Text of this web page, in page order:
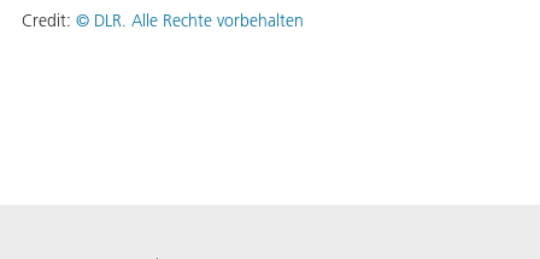
Credit: © DLR. Alle Rechte vorbehalten